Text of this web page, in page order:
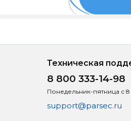
Техническая
8 800 333-14-98
Понедельник-пятница с
support@parsec.ru